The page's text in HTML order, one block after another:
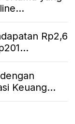
Rp2,6
Keuang...